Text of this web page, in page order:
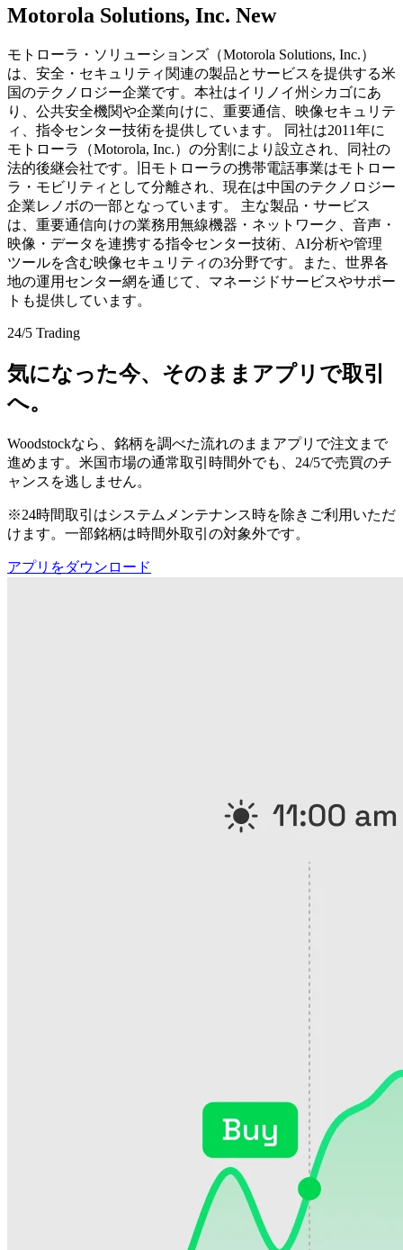
Motorola Solutions, Inc. New
モトローラ・ソリューションズ（Motorola Solutions, Inc.）
は、安全・セキュリティ関連の製品とサービスを提供する米
国のテクノロジー企業です。本社はイリノイ州シカゴにあ
り、公共安全機関や企業向けに、重要通信、映像セキュリテ
ィ、指令センター技術を提供しています。 同社は2011年に
モトローラ（Motorola, Inc.）の分割により設立され、同社の
法的後継会社です。旧モトローラの携帯電話事業はモトロー
ラ・モビリティとして分離され、現在は中国のテクノロジー
企業レノボの一部となっています。 主な製品・サービス
は、重要通信向けの業務用無線機器・ネットワーク、音声・
映像・データを連携する指令センター技術、AI分析や管理
ツールを含む映像セキュリティの3分野です。また、世界各
地の運用センター網を通じて、マネージドサービスやサポー
トも提供しています。
24/5 Trading
気になった今、そのままアプリで取引
へ。
Woodstockなら、銘柄を調べた流れのままアプリで注文まで
進めます。米国市場の通常取引時間外でも、24/5で売買のチ
ャンスを逃しません。
※24時間取引はシステムメンテナンス時を除きご利用いただ
けます。一部銘柄は時間外取引の対象外です。
アプリをダウンロード